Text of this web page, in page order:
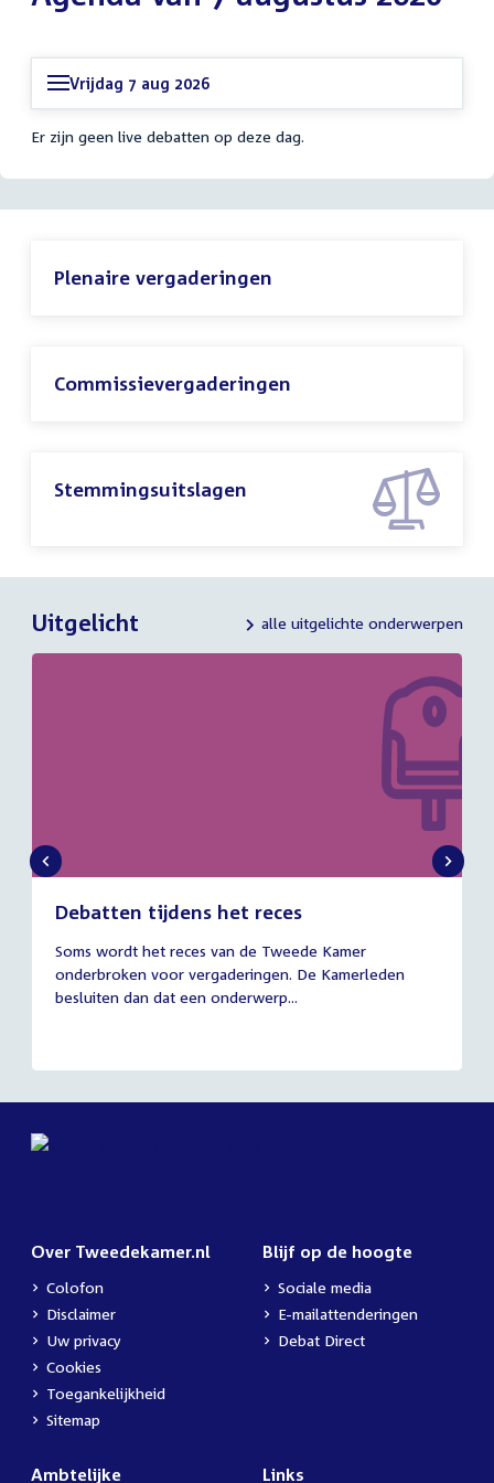
Vrijdag 7 aug 2026
Er zijn geen live debatten op deze dag.
Plenaire vergaderingen
Commissievergaderingen
Stemmingsuitslagen
Uitgelicht alle uitgelichte onderwerpen
Debatten tijdens het reces
juli
2026
Soms wordt het reces van de Tweede Kamer
onderbroken voor vergaderingen. De Kamerleden
besluiten dan dat een onderwerp...
Over Tweedekamer.nl
Colofon
Disclaimer
Uw privacy
Cookies
Toegankelijkheid
Sitemap
Blijf op de hoogte
Sociale media
E-mailattenderingen
Debat Direct
Ambtelijke Links